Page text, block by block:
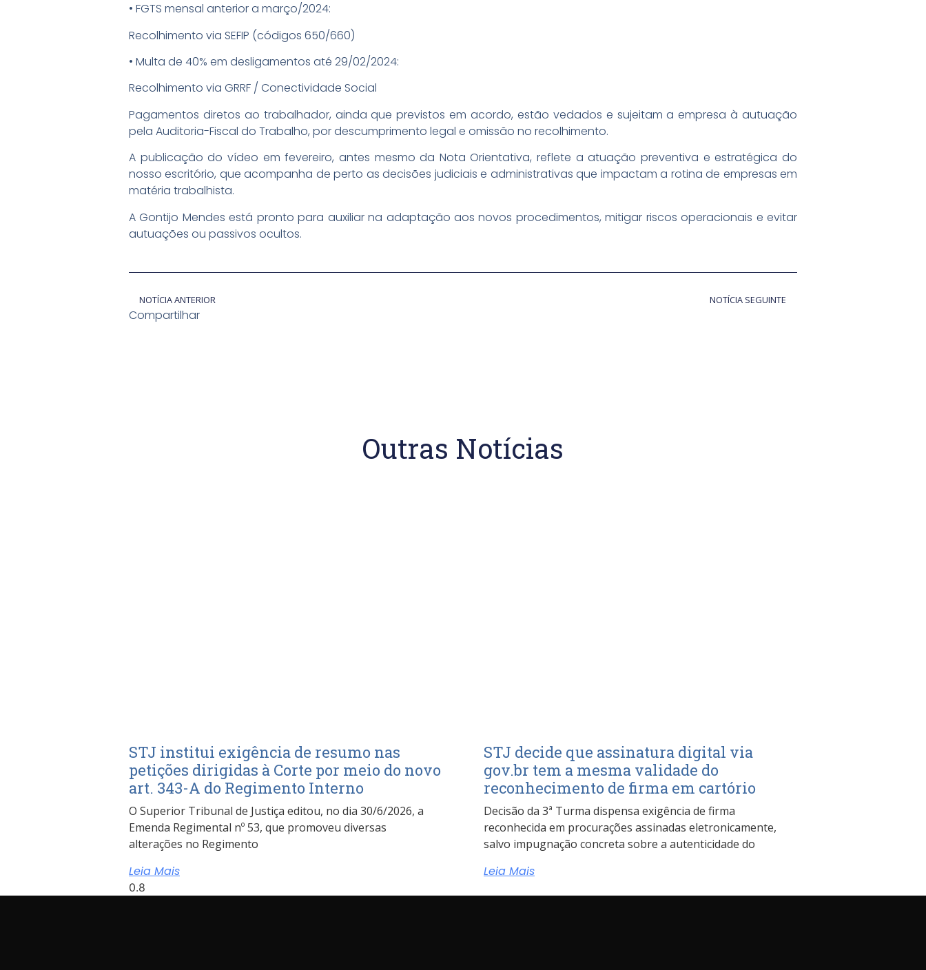
• FGTS mensal anterior a março/2024:
Recolhimento via SEFIP (códigos 650/660)
• Multa de 40% em desligamentos até 29/02/2024:
Recolhimento via GRRF / Conectividade Social
Pagamentos diretos ao trabalhador, ainda que previstos em acordo, estão vedados e sujeitam a empresa à autuação
pela Auditoria-Fiscal do Trabalho, por descumprimento legal e omissão no recolhimento.
A publicação do vídeo em fevereiro, antes mesmo da Nota Orientativa, reflete a atuação preventiva e estratégica do
nosso escritório, que acompanha de perto as decisões judiciais e administrativas que impactam a rotina de empresas em
matéria trabalhista.
A Gontijo Mendes está pronto para auxiliar na adaptação aos novos procedimentos, mitigar riscos operacionais e evitar
autuações ou passivos ocultos.
NOTÍCIA ANTERIOR NOTÍCIA SEGUINTE
Compartilhar
Outras Notícias
STJ institui exigência de resumo nas
petições dirigidas à Corte por meio do novo
art. 343-A do Regimento Interno
O Superior Tribunal de Justiça editou, no dia 30/6/2026, a
Emenda Regimental nº 53, que promoveu diversas
alterações no Regimento
Leia Mais
STJ decide que assinatura digital via
gov.br tem a mesma validade do
reconhecimento de firma em cartório
Decisão da 3ª Turma dispensa exigência de firma
reconhecida em procurações assinadas eletronicamente,
salvo impugnação concreta sobre a autenticidade do
Leia Mais